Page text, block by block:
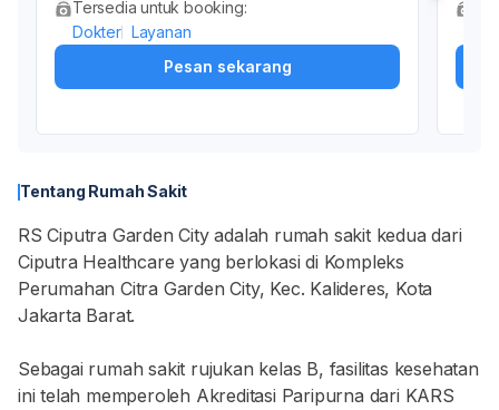
sia
Tersedia untuk booking:
Dokter Layanan
Pesan sekarang
Tentang Rumah Sakit
RS Ciputra Garden City adalah rumah sakit kedua dari
Ciputra Healthcare yang berlokasi di Kompleks
Perumahan Citra Garden City, Kec. Kalideres, Kota
Jakarta Barat.
Sebagai rumah sakit rujukan kelas B, fasilitas kesehatan
ini telah memperoleh Akreditasi Paripurna dari KARS